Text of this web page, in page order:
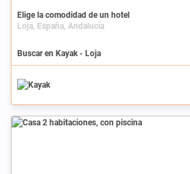
Elige la comodidad de un hotel
Loja, España, Andalucía
Buscar en Kayak - Loja